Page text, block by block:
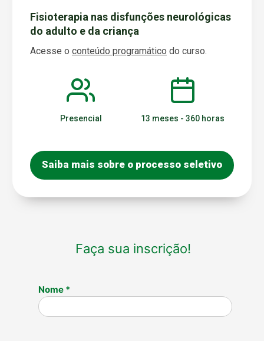
Fisioterapia nas disfunções neurológicas
do adulto e da criança
Acesse o conteúdo programático do curso.
Presencial 13 meses - 360 horas
Saiba mais sobre o processo seletivo